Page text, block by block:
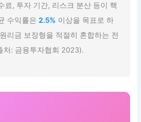
료, 투자 기간, 리스크 분산 등이 핵
수익률은2.5% 이상을 목표로 하
리금 보장형을 적절히 혼합하는 전
처: 금융투자협회 2023).